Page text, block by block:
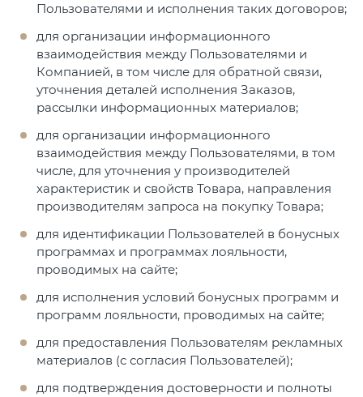
Пользователями и исполнения таких договоров;
для организации информационного
взаимодействия между Пользователями и
Компанией, в том числе для обратной связи,
уточнения деталей исполнения Заказов,
рассылки информационных материалов;
для организации информационного
взаимодействия между Пользователями, в том
числе, для уточнения у производителей
характеристик и свойств Товара, направления
производителям запроса на покупку Товара;
для идентификации Пользователей в бонусных
программах и программах лояльности,
проводимых на сайте;
для исполнения условий бонусных программ и
программ лояльности, проводимых на сайте;
для предоставления Пользователям рекламных
материалов (с согласия Пользователей);
для подтверждения достоверности и полноты